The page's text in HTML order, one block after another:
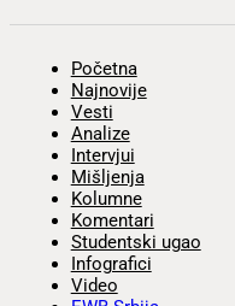
Početna
Najnovije
Vesti
Analize
Intervjui
Mišljenja
Kolumne
Komentari
Studentski ugao
Infografici
Video